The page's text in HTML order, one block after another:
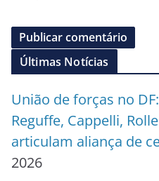
Últimas Notícias
União de forças no
Reguffe, Cappelli,
articulam aliança de
2026